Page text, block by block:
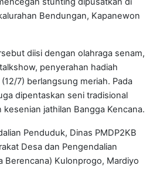
Bendungan, Kapanewon
diisi dengan olahraga senam,
penyerahan hadiah
7) berlangsung meriah. Pada
dipentaskan seni tradisional
jathilan Bangga Kencana.
Penduduk, Dinas PMDP2KB
Desa dan Pengendalian
Berencana) Kulonprogo, Mardiyo